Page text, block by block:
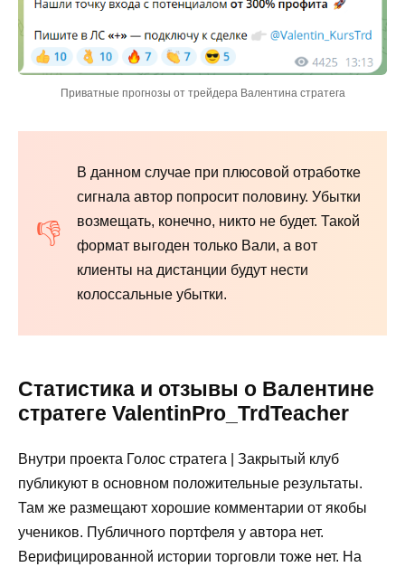
Приватные прогнозы от трейдера Валентина стратега
В данном случае при плюсовой отработке
сигнала автор попросит половину. Убытки
возмещать, конечно, никто не будет. Такой
формат выгоден только Вали, а вот
клиенты на дистанции будут нести
колоссальные убытки.
Статистика и отзывы о Валентине
стратеге ValentinPro_TrdTeacher
Внутри проекта Голос стратега | Закрытый клуб
публикуют в основном положительные результаты.
Там же размещают хорошие комментарии от якобы
учеников. Публичного портфеля у автора нет.
Верифицированной истории торговли тоже нет. На